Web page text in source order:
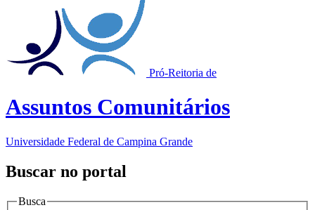
Pró-Reitoria de
Assuntos Comunitários
Universidade Federal de Campina Grande
Buscar no portal
Busca